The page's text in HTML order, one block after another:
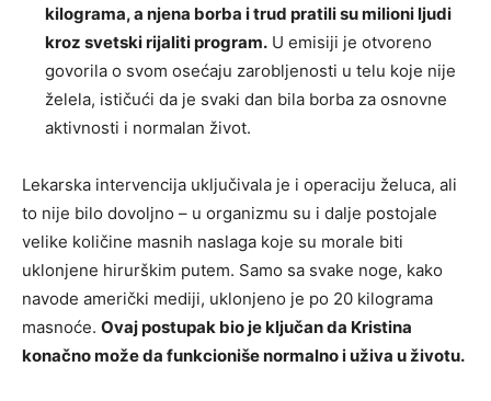
kilograma, a njena borba i trud pratili su milioni ljudi
kroz svetski rijaliti program. U emisiji je otvoreno
govorila o svom osećaju zarobljenosti u telu koje nije
želela, ističući da je svaki dan bila borba za osnovne
aktivnosti i normalan život.
Lekarska intervencija uključivala je i operaciju želuca, ali
to nije bilo dovoljno – u organizmu su i dalje postojale
velike količine masnih naslaga koje su morale biti
uklonjene hirurškim putem. Samo sa svake noge, kako
navode američki mediji, uklonjeno je po 20 kilograma
masnoće. Ovaj postupak bio je ključan da Kristina
konačno može da funkcioniše normalno i uživa u životu.